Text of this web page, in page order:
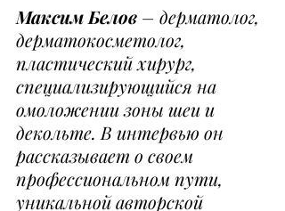
Максим Белов – дерматолог,
дерматокосметолог,
пластический хирург,
специализирующийся на
омоложении зоны шеи и
декольте. В интервью он
рассказывает о своем
профессиональном пути,
уникальной авторской